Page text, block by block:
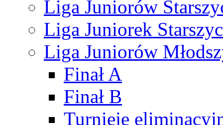
Liga Juniorów
Liga Juniorek
Liga Juniorów
Finał A
Finał B
Turnieje